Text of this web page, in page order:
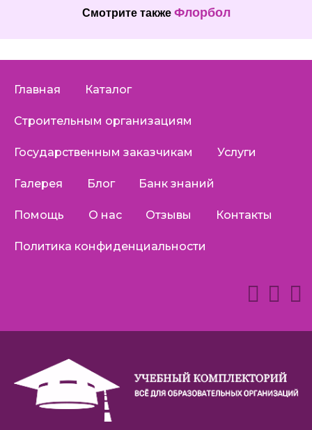
Смотрите также Флорбол
Главная Каталог
Строительным организациям
Государственным заказчикам Услуги
Галерея Блог Банк знаний
Помощь О нас Отзывы Контакты
Политика конфиденциальности